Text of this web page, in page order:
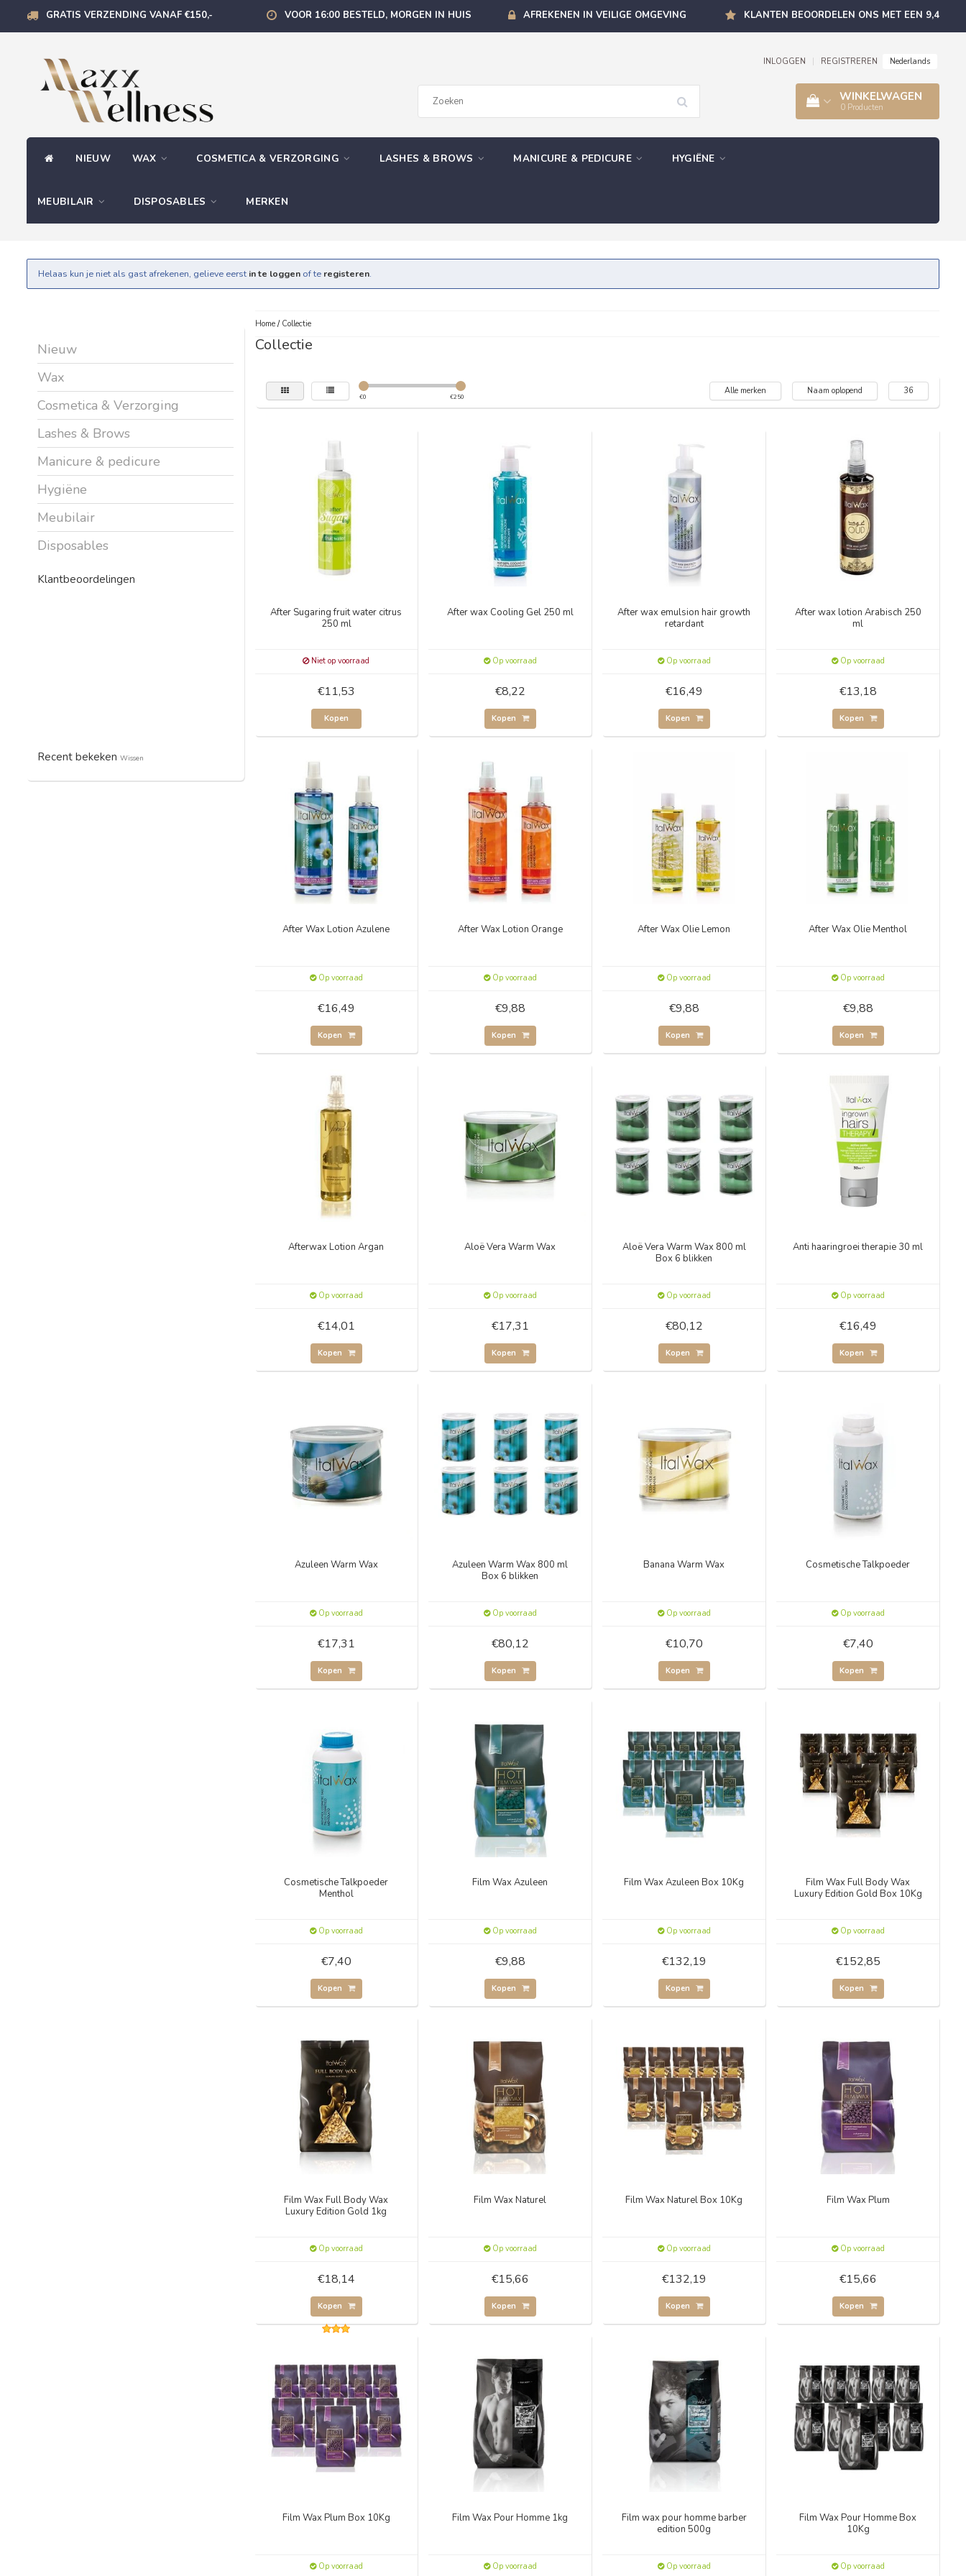
GRATIS VERZENDING VANAF €150,- VOOR 16:00 BESTELD, MORGEN IN HUIS AFREKENEN IN VEILIGE OMGEVING KLANTEN BEOORDELEN ONS MET EEN 9,4
INLOGGEN REGISTREREN Nederlands
WINKELWAGEN
0 Producten
NIEUW WAX COSMETICA & VERZORGING LASHES & BROWS MANICURE & PEDICURE HYGIËNE
MEUBILAIR DISPOSABLES MERKEN
Helaas kun je niet als gast afrekenen, gelieve eerst in te loggen of te registeren.
Nieuw
Wax
Cosmetica & Verzorging
Lashes & Brows
Manicure & pedicure
Hygiëne
Meubilair
Disposables
Klantbeoordelingen
Recent bekeken Wissen
Home/ Collectie
Collectie
€0 €250
Alle merken Naam oplopend 36
After Sugaring fruit water citrus
250 ml
Niet op voorraad
€11,53
Kopen
After wax Cooling Gel 250 ml
Op voorraad
€8,22
Kopen
After wax emulsion hair growth
retardant
Op voorraad
€16,49
Kopen
After wax lotion Arabisch 250
ml
Op voorraad
€13,18
Kopen
After Wax Lotion Azulene
Op voorraad
€16,49
Kopen
After Wax Lotion Orange
Op voorraad
€9,88
Kopen
After Wax Olie Lemon
Op voorraad
€9,88
Kopen
After Wax Olie Menthol
Op voorraad
€9,88
Kopen
Afterwax Lotion Argan
Op voorraad
€14,01
Kopen
Aloë Vera Warm Wax
Op voorraad
€17,31
Kopen
Aloë Vera Warm Wax 800 ml
Box 6 blikken
Op voorraad
€80,12
Kopen
Anti haaringroei therapie 30 ml
Op voorraad
€16,49
Kopen
Azuleen Warm Wax
Op voorraad
€17,31
Kopen
Azuleen Warm Wax 800 ml
Box 6 blikken
Op voorraad
€80,12
Kopen
Banana Warm Wax
Op voorraad
€10,70
Kopen
Cosmetische Talkpoeder
Op voorraad
€7,40
Kopen
Cosmetische Talkpoeder
Menthol
Op voorraad
€7,40
Kopen
Film Wax Azuleen
Op voorraad
€9,88
Kopen
Film Wax Azuleen Box 10Kg
Op voorraad
€132,19
Kopen
Film Wax Full Body Wax
Luxury Edition Gold Box 10Kg
Op voorraad
€152,85
Kopen
Film Wax Full Body Wax
Luxury Edition Gold 1kg
Op voorraad
€18,14
Kopen
Film Wax Naturel
Op voorraad
€15,66
Kopen
Film Wax Naturel Box 10Kg
Op voorraad
€132,19
Kopen
Film Wax Plum
Op voorraad
€15,66
Kopen
Film Wax Plum Box 10Kg
Op voorraad
Film Wax Pour Homme 1kg
Op voorraad
Film wax pour homme barber
edition 500g
Op voorraad
Film Wax Pour Homme Box
10Kg
Op voorraad